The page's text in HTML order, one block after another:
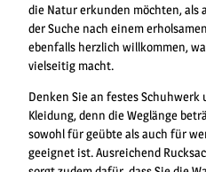
die Natur erkunden möchten, als
der Suche nach einem
ebenfalls herzlich willkommen,
vielseitig macht.
Denken Sie an festes
Kleidung, denn die Weglänge
sowohl für geübte als auch für
geeignet ist. Ausreichend